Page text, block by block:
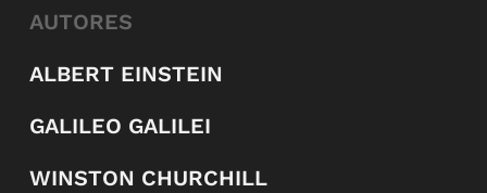
AUTORES
ALBERT EINSTEIN
GALILEO GALILEI
WINSTON CHURCHILL